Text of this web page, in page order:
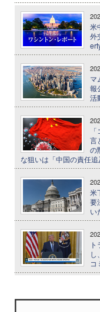
米
外
マ
報
活
言
の
な狙いは「中国の責任
米
要
い
し
コ